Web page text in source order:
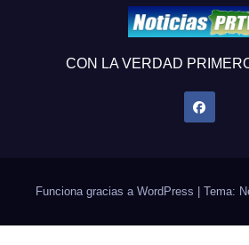
CON LA VERDAD
Funciona gracias a WordPress | Tema: